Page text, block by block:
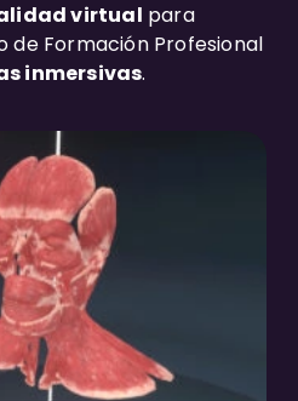
virtual para
de Formación Profesional
inmersivas.